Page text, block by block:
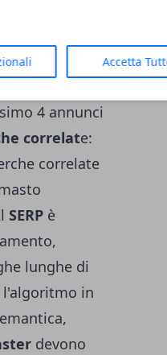
Accetta
A partire
4 annunci
correlate:
correlate
SERP è
lunghe di
l'algoritmo in
devono